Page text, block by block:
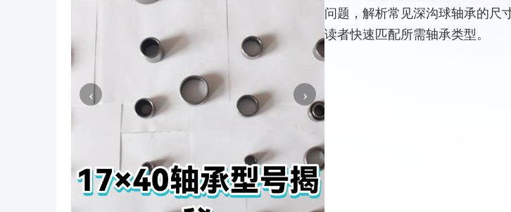
‹ ›
问题，解析常见深沟球轴承的尺
读者快速匹配所需轴承类型。